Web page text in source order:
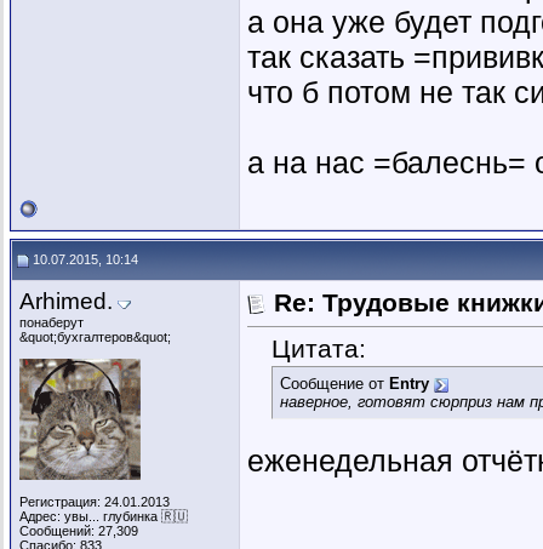
а она уже будет
так сказать
что б потом не так
а на нас =балеснь=
10.07.2015, 10:14
Arhimed.
понаберут
&quot;бухгалтеров&quot;
Регистрация: 24.01.2013
Адрес: увы... глубинка 🇷🇺
Сообщений: 27,309
Спасибо: 833
Re: Трудовые
Цитата:
Сообщение от Entry
наверное, готовят сюрприз нам
еженедельная